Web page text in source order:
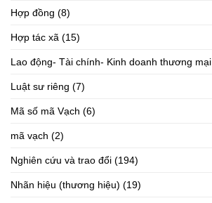
Hợp đồng (8)
Hợp tác xã (15)
Lao động- Tài chính- Kinh doanh thương mại
Luật sư riêng (7)
Mã số mã Vạch (6)
mã vạch (2)
Nghiên cứu và trao đổi (194)
Nhãn hiệu (thương hiệu) (19)